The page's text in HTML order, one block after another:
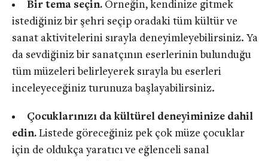
Bir tema seçin.Örneğin, kendinize gitmek
istediğiniz bir şehri seçip oradaki tüm kültür ve
sanat aktivitelerini sırayla deneyimleyebilirsiniz. Ya
da sevdiğiniz bir sanatçının eserlerinin bulunduğu
tüm müzeleri belirleyerek sırayla bu eserleri
inceleyeceğiniz turunuza başlayabilirsiniz.
Çocuklarınızı da kültürel deneyiminize dahil
edin. Listede göreceğiniz pek çok müze çocuklar
için de oldukça yaratıcı ve eğlenceli sanal